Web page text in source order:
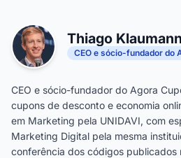
Thiago Klaumann
CEO e sócio-fundador do
CEO e sócio-fundador do Agora
cupons de desconto e economia
em Marketing pela UNIDAVI, com
Marketing Digital pela mesma
conferência dos códigos publicados